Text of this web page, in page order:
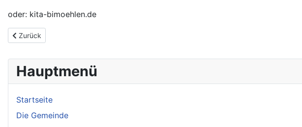
oder: kita-bimoehlen.de
Vorheriger Beitrag: Wer wir sind
Zurück
Hauptmenü
Startseite
Die Gemeinde